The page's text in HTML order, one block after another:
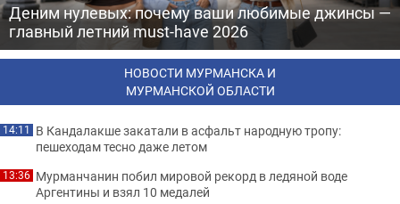
Деним нулевых: почему ваши любимые джинсы —
главный летний must-have 2026
НОВОСТИ МУРМАНСКА И
МУРМАНСКОЙ ОБЛАСТИ
14:11 В Кандалакше закатали в асфальт народную тропу:
пешеходам тесно даже летом
13:36 Мурманчанин побил мировой рекорд в ледяной воде
Аргентины и взял 10 медалей